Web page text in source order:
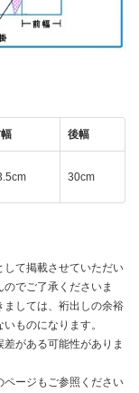
後幅
30cm
て掲載させていただい
でご了承くださいま
しては、裄出しの余裕
ものになります。
がある可能性がありま
ページもご参照ください